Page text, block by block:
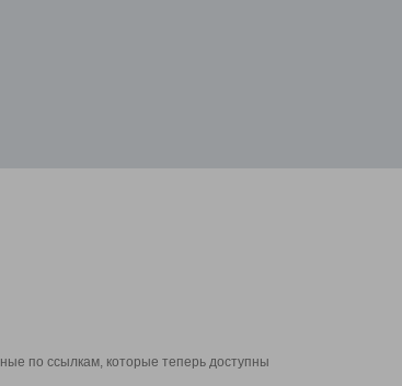
по ссылкам, которые теперь доступны